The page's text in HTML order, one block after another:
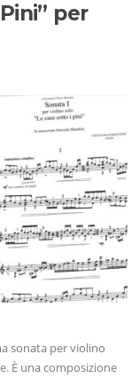
per
sonata per violino
È una composizione